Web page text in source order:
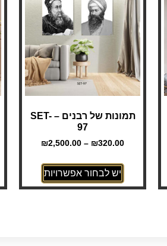
תמונות של רבנים – SET-
97
₪320.00
–
₪2,500.00
יש לבחור אפשרויות